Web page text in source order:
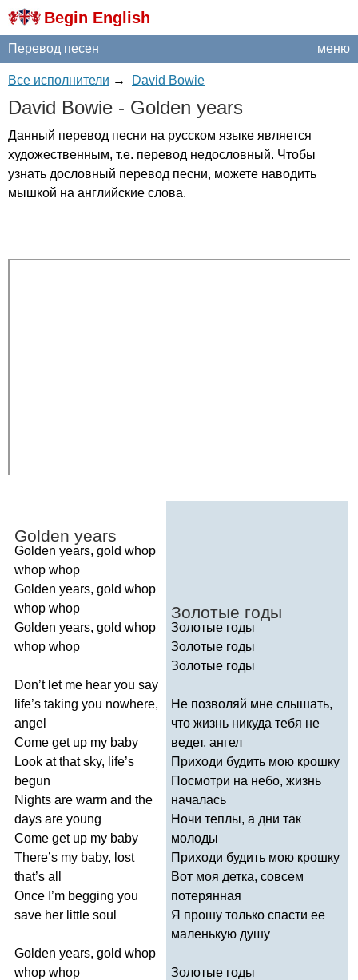
Begin English
меню
Перевод песен
Все исполнители → David Bowie
David Bowie - Golden years
Данный перевод песни на русском языке является
художественным, т.е. перевод недословный. Чтобы
узнать дословный перевод песни, можете наводить
мышкой на английские слова.
Golden years
Golden years, gold whop
whop whop
Golden years, gold whop
whop whop
Golden years, gold whop
whop whop
Don’t let me hear you say
life’s taking you nowhere,
angel
Come get up my baby
Look at that sky, life’s
begun
Nights are warm and the
days are young
Come get up my baby
There’s my baby, lost
that’s all
Once ’m begging you
save her little soul
Golden years, gold whop
whop whop
Золотые годы
Золотые годы
Золотые годы
Золотые годы
Не позволяй мне слышать,
что жизнь никуда тебя не
ведет, ангел
Приходи будить мою крошку
Посмотри на небо, жизнь
началась
Ночи теплы, а дни так
молоды
Приходи будить мою крошку
Вот моя детка, совсем
потерянная
Я прошу только спасти ее
маленькую душу
Золотые годы